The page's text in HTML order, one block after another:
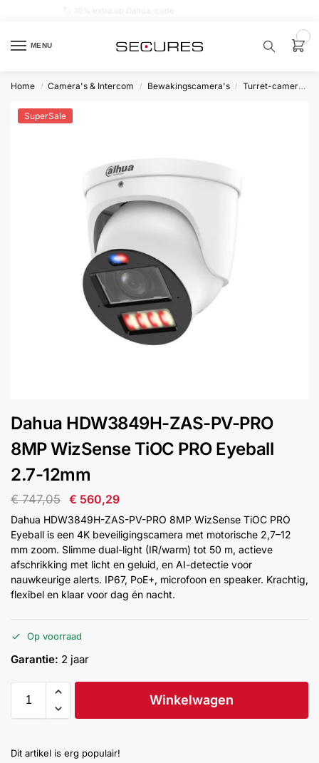
MENU
product…
samenstellen
&
Intercom
Branddetectie
Inbraakbeveiliging
Merken
Help &
service
Home / Camera's & Intercom / Bewakingscamera's / Turret-camera's
SuperSale
Dahua HDW3849H-ZAS-PV-PRO
8MP WizSense TiOC PRO Eyeball
2.7-12mm
€747,05 € 560,29
Dahua HDW3849H-ZAS-PV-PRO 8MP WizSense TiOC PRO
Eyeball is een 4K beveiligingscamera met motorische 2,7–12
mm zoom. Slimme dual-light (IR/warm) tot 50 m, actieve
afschrikking met licht en geluid, en AI-detectie voor
nauwkeurige alerts. IP67, PoE+, microfoon en speaker. Krachtig,
flexibel en klaar voor dag én nacht.
Op voorraad
Garantie: 2 jaar
Winkelwagen
Dit artikel is erg populair!